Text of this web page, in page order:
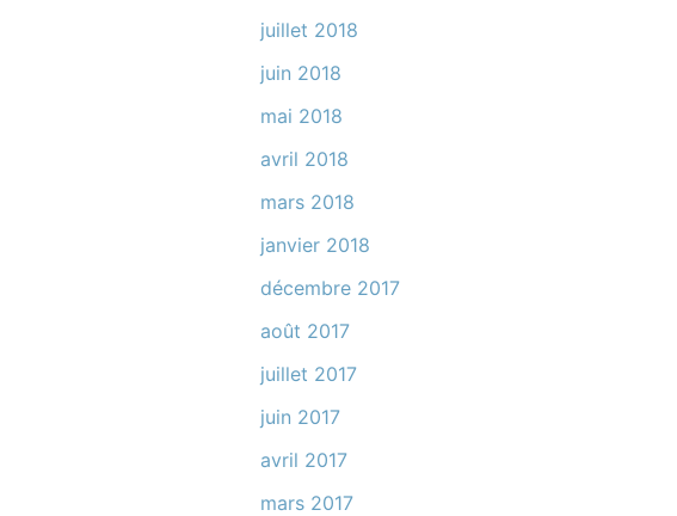
juillet 2018
juin 2018
mai 2018
avril 2018
mars 2018
janvier 2018
décembre 2017
août 2017
juillet 2017
juin 2017
avril 2017
mars 2017